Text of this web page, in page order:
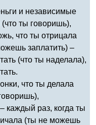
и независимые
ты говоришь),
что ты отрицала
заплатить) –
(что ты наделала),
что ты делала
каждый раз, когда ты
(ты не можешь